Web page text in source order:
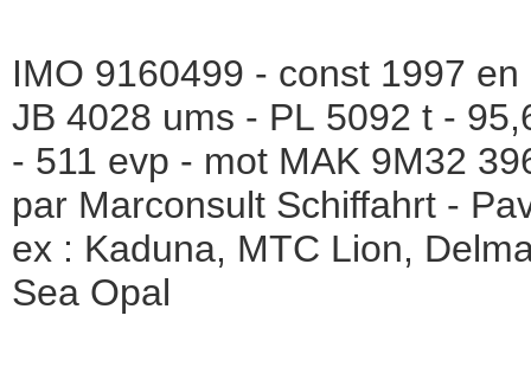
IMO 9160499 - const 1997 en
JB 4028 ums - PL 5092 t -
- 511 evp - mot MAK 9M32
par Marconsult Schiffahrt -
ex : Kaduna, MTC Lion,
Sea Opal